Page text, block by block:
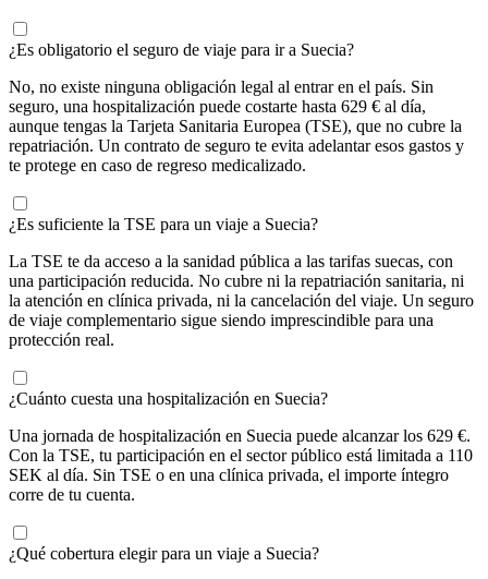
¿Es obligatorio el seguro de viaje para ir a Suecia?
No, no existe ninguna obligación legal al entrar en el país. Sin
seguro, una hospitalización puede costarte hasta 629 € al día,
aunque tengas la Tarjeta Sanitaria Europea (TSE), que no cubre la
repatriación. Un contrato de seguro te evita adelantar esos gastos y
te protege en caso de regreso medicalizado.
¿Es suficiente la TSE para un viaje a Suecia?
La TSE te da acceso a la sanidad pública a las tarifas suecas, con
una participación reducida. No cubre ni la repatriación sanitaria, ni
la atención en clínica privada, ni la cancelación del viaje. Un seguro
de viaje complementario sigue siendo imprescindible para una
protección real.
¿Cuánto cuesta una hospitalización en Suecia?
Una jornada de hospitalización en Suecia puede alcanzar los 629 €.
Con la TSE, tu participación en el sector público está limitada a 110
SEK al día. Sin TSE o en una clínica privada, el importe íntegro
corre de tu cuenta.
¿Qué cobertura elegir para un viaje a Suecia?